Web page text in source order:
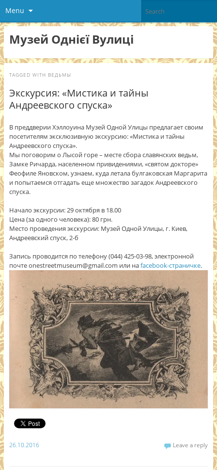
Menu
Музей Однієї Вулиці
TAGGED WITH ВЕДЬМЫ
Экскурсия: «Мистика и тайны
Андреевского спуска»
В преддверии Хэллоуина Музей Одной Улицы предлагает своим
посетителям эксклюзивную экскурсию: «Мистика и тайны
Андреевского спуска».
Мы поговорим о Лысой горе – месте сбора славянских ведьм,
Замке Ричарда, населенном привидениями, «святом докторе»
Феофиле Яновском, узнаем, куда летала булгаковская Маргарита
и попытаемся отгадать еще множество загадок Андреевского
спуска.
Начало экскурсии: 29 октября в 18.00
Цена (за одного человека): 80 грн.
Место проведения экскурсии: Музей Одной Улицы, г. Киев,
Андреевский спуск, 2-б
Запись проводится по телефону (044) 425-03-98, электронной
почте onestreetmuseum@gmail.com или наfacebook-страничке.
26.10.2016 Leave a reply